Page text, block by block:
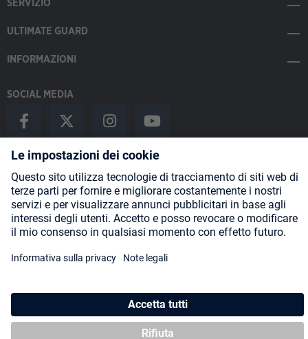
SERVIZIO
ULTIMATE GUARD
INFORMAZIONI
SOCIAL MEDIA
Payment Methods
Shipping
* Tutti i prezzi includono l'IVA piùspese di spedizioneed eventuali
spese di spedizione, se non diversamente indicato.